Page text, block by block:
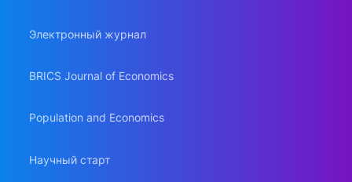
Электронный журнал
BRICS Journal of Economics
Population and Economics
Научный старт